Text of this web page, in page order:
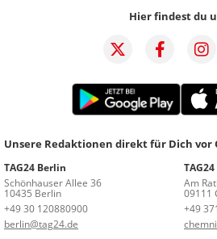
Hier findest du
Unsere Redaktionen direkt für Dich vor
TAG24 Berlin
Schönhauser Allee 36
10435 Berlin
+49 30 120880900
berlin@tag24.de
Am
09111
+49